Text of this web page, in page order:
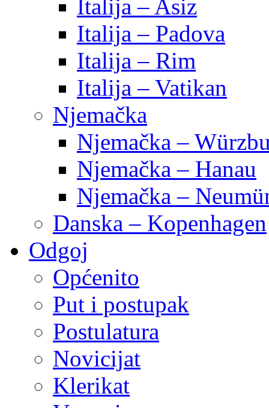
Italija – Asiz
Italija – Padova
Italija – Rim
Italija – Vatikan
Njemačka
Njemačka –
Njemačka – Hanau
Njemačka –
Danska – Kopenhagen
Odgoj
Općenito
Put i postupak
Postulatura
Novicijat
Klerikat